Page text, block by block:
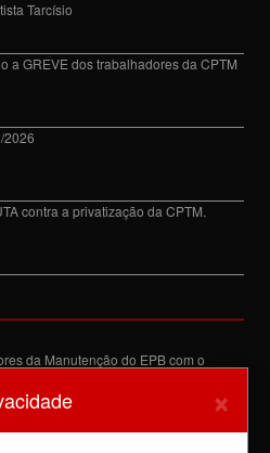
Tarcísio
a GREVE dos trabalhadores da CPTM
2026
contra a privatização da CPTM.
da Manutenção do EPB com o
mostram que a luta é o caminho e
×